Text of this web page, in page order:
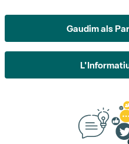
Gaudim als